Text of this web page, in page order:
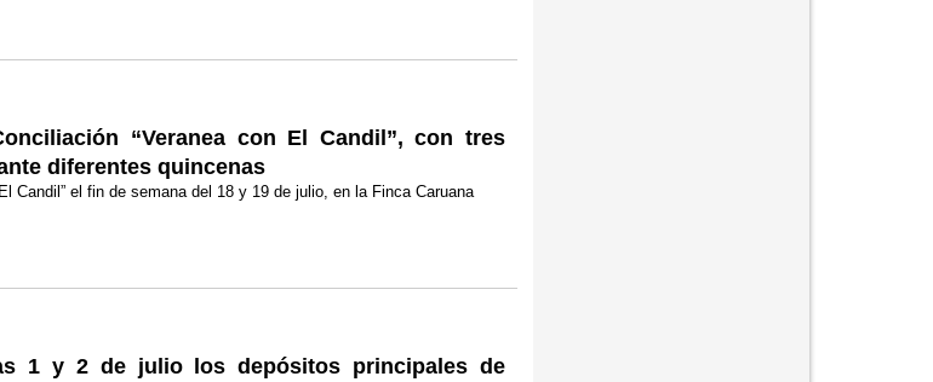
“Veranea con El Candil”, con tres
diferentes quincenas
Candil” el fin de semana del 18 y 19 de julio, en la Finca Caruana
1 y 2 de julio los depósitos principales de